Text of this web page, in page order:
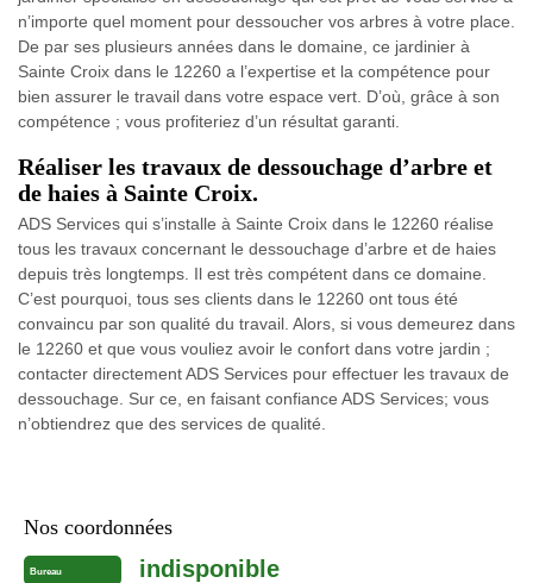
n’importe quel moment pour dessoucher vos arbres à votre place.
De par ses plusieurs années dans le domaine, ce jardinier à
Sainte Croix dans le 12260 a l’expertise et la compétence pour
bien assurer le travail dans votre espace vert. D’où, grâce à son
compétence ; vous profiteriez d’un résultat garanti.
Réaliser les travaux de dessouchage d’arbre et
de haies à Sainte Croix.
ADS Services qui s’installe à Sainte Croix dans le 12260 réalise
tous les travaux concernant le dessouchage d’arbre et de haies
depuis très longtemps. Il est très compétent dans ce domaine.
C’est pourquoi, tous ses clients dans le 12260 ont tous été
convaincu par son qualité du travail. Alors, si vous demeurez dans
le 12260 et que vous vouliez avoir le confort dans votre jardin ;
contacter directement ADS Services pour effectuer les travaux de
dessouchage. Sur ce, en faisant confiance ADS Services; vous
n’obtiendrez que des services de qualité.
Nos coordonnées
Bureau indisponible